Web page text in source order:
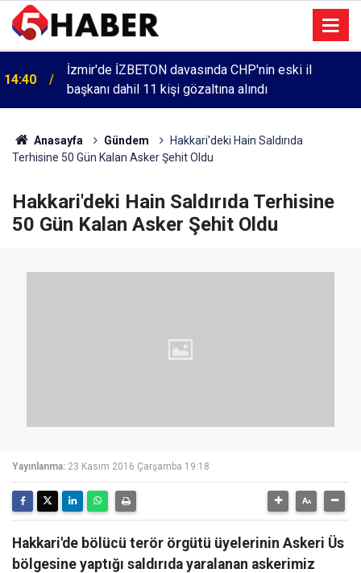
14:40
İzmir'de İZBETON davasında CHP'nin eski il
başkanı dahil 11 kişi gözaltına alındı
Anasayfa Gündem
Hakkari'deki Hain Saldırıda
Terhisine 50 Gün Kalan Asker Şehit Oldu
Hakkari'deki Hain Saldırıda Terhisine
50 Gün Kalan Asker Şehit Oldu
Yayınlanma: 23 Kasım 2016 Çarşamba 19:18
Hakkari'de bölücü terör örgütü üyelerinin Askeri Üs
bölgesine yaptığı saldırıda yaralanan askerimiz